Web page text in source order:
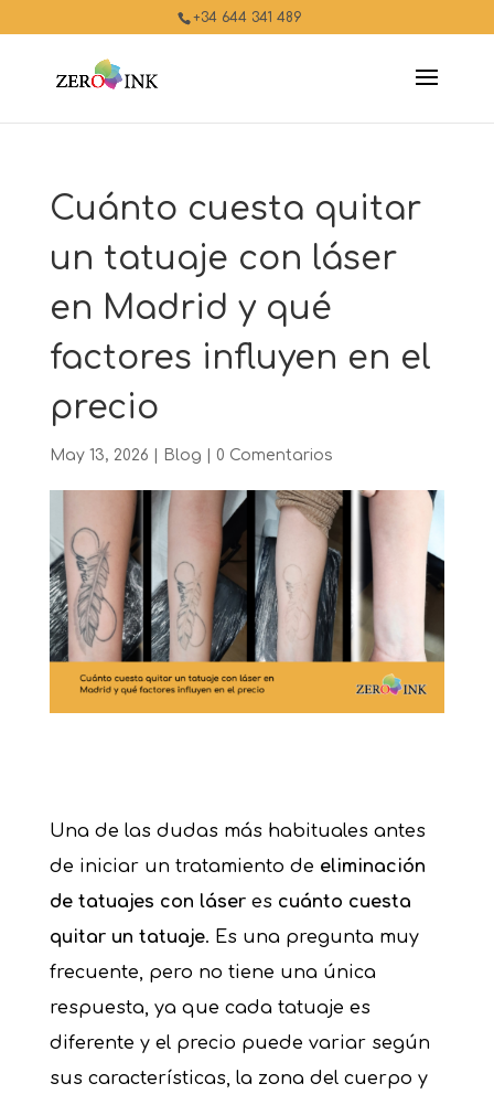
+34 644 341 489
Cuánto cuesta quitar
un tatuaje con láser
en Madrid y qué
factores influyen en el
precio
May 13, 2026 Blog 0 Comentarios
Una de las dudas más habituales antes
de iniciar un tratamiento de eliminación
de tatuajes con láseres cuánto cuesta
quitar un tatuaje. Es una pregunta muy
frecuente, pero no tiene una única
respuesta, ya que cada tatuaje es
diferente y el precio puede variar según
sus características, la zona del cuerpo y